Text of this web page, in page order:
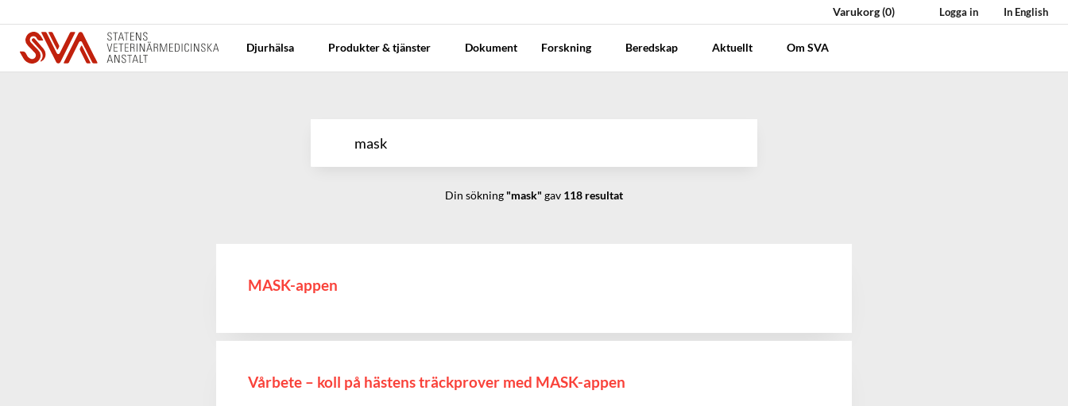
Varukorg(0) Logga in In English
Djurhälsa Produkter & tjänster Dokument Forskning Beredskap Aktuellt Om SVA
Din sökning "mask" gav 118 resultat
MASK-appen
Vårbete – koll på hästens träckprover med MASK-appen